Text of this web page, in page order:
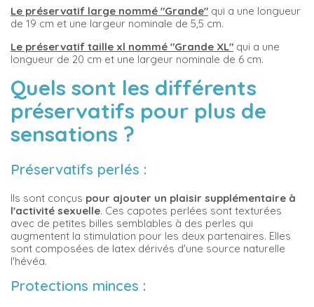
Le préservatif large nommé "Grande" qui a une longueur
de 19 cm et une largeur nominale de 5,5 cm.
Le préservatif taille xl nommé "Grande XL" qui a une
longueur de 20 cm et une largeur nominale de 6 cm.
Quels sont les différents
préservatifs pour plus de
sensations ?
Préservatifs perlés :
Ils sont conçus pour ajouter un plaisir supplémentaire à
l'activité sexuelle. Ces capotes perlées sont texturées
avec de petites billes semblables à des perles qui
augmentent la stimulation pour les deux partenaires. Elles
sont composées de latex dérivés d'une source naturelle
l'hévéa.
Protections minces :